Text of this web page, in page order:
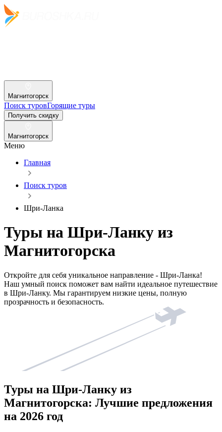
Магнитогорск
Поиск туровГорящие туры
Получить скидку
Магнитогорск
Меню
Главная
Поиск туров
Шри-Ланка
Туры на Шри-Ланку из
Магнитогорска
Откройте для себя уникальное направление - Шри-Ланка!
Наш умный поиск поможет вам найти идеальное путешествие
в Шри-Ланку. Мы гарантируем низкие цены, полную
прозрачность и безопасность.
Туры на Шри-Ланку из
Магнитогорска: Лучшие предложения
на 2026 год